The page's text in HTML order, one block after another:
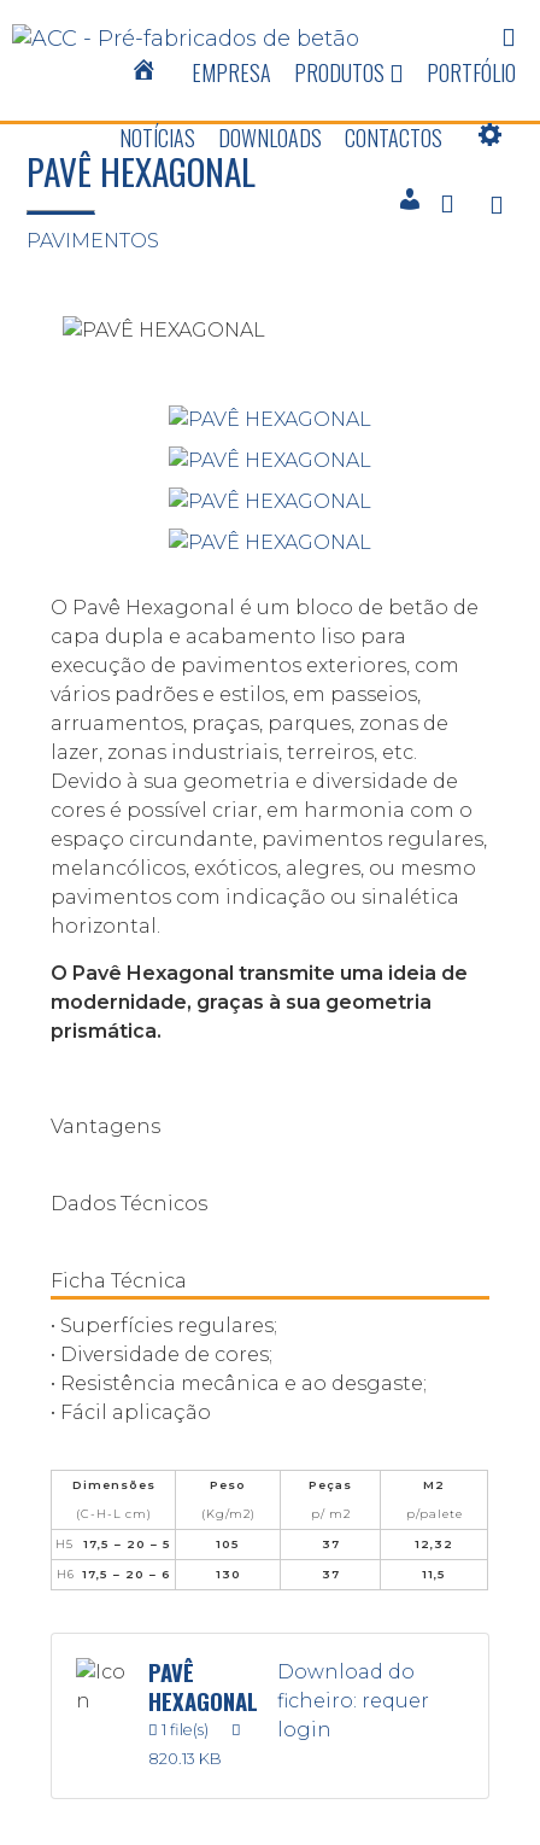
EMPRESA PRODUTOS PORTFÓLIO
NOTÍCIAS DOWNLOADS CONTACTOS
PAVÊ HEXAGONAL
PAVIMENTOS
O Pavê Hexagonal é um bloco de betão de
capa dupla e acabamento liso para
execução de pavimentos exteriores, com
vários padrões e estilos, em passeios,
arruamentos, praças, parques, zonas de
lazer, zonas industriais, terreiros, etc.
Devido à sua geometria e diversidade de
cores é possível criar, em harmonia com o
espaço circundante, pavimentos regulares,
melancólicos, exóticos, alegres, ou mesmo
pavimentos com indicação ou sinalética
horizontal.
O Pavê Hexagonal transmite uma ideia de
modernidade, graças à sua geometria
prismática.
Vantagens
Dados Técnicos
Ficha Técnica
• Superfícies regulares;
• Diversidade de cores;
• Resistência mecânica e ao desgaste;
• Fácil aplicação
Dimensões
(C-H-L cm)
Peso
(Kg/m2)
Peças
p/ m2
M2
p/palete
H5 17,5 – 20 – 5 105 37 12,32
H6 17,5 – 20 – 6 130 37 11,5
PAVÊ
HEXAGONAL
1 file(s)
820.13 KB
Download do
ficheiro: requer
login